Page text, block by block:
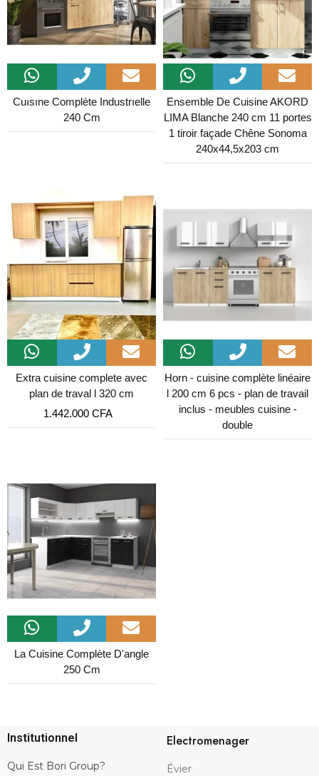
Cuısıne Complète Industrıelle
240 Cm
Ensemble De Cuisine AKORD
LIMA Blanche 240 cm 11 portes
1 tiroir façade Chêne Sonoma
240x44,5x203 cm
Extra cuisine complete avec
plan de traval l 320 cm
1.442.000 CFA
Horn - cuisine complète linéaire
l 200 cm 6 pcs - plan de travail
inclus - meubles cuisine -
double
La Cuisine Complète D'angle
250 Cm
Institutionnel
Qui Est Bori Group?
Electromenager
Évier